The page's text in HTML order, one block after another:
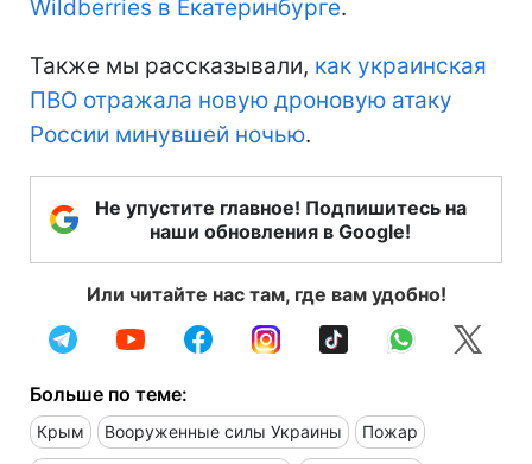
Wildberries в Екатеринбурге.
Также мы рассказывали, как украинская
ПВО отражала новую дроновую атаку
России минувшей ночью.
Не упустите главное! Подпишитесь на
наши обновления в Google!
Или читайте нас там, где вам удобно!
Больше по теме:
Крым Вооруженные силы Украины Пожар